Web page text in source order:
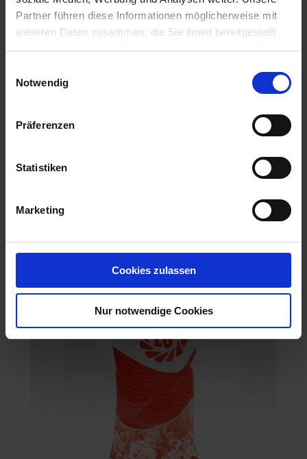
Partner führen diese Informationen möglicherweise mit
weiteren Daten zusammen, die Sie ihnen bereitgestellt
haben oder die sie im Rahmen Ihrer Nutzung der Dienste
Notwendig
Präferenzen
Statistiken
Marketing
Cookies zulassen
Nur notwendige Cookies
Artikel-Nr.: 53450-03-cfg